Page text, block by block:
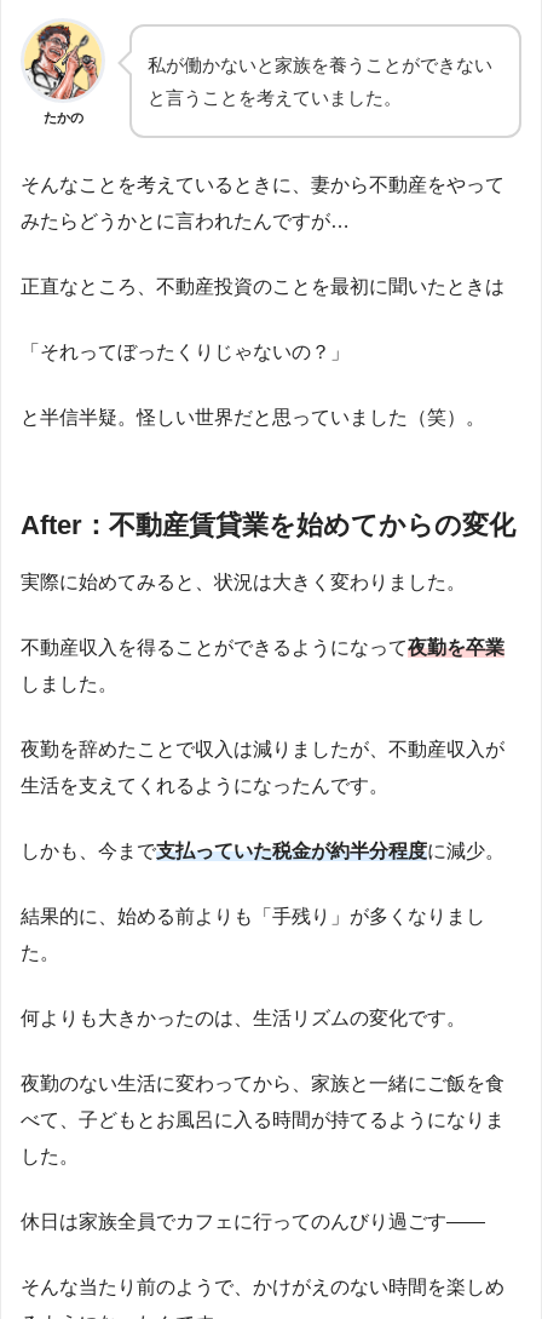
たかの
私が働かないと家族を養うことができない
と言うことを考えていました。
そんなことを考えているときに、妻から不動産をやって
みたらどうかとに言われたんですが…
正直なところ、不動産投資のことを最初に聞いたときは
「それってぼったくりじゃないの？」
と半信半疑。怪しい世界だと思っていました（笑）。
After：不動産賃貸業を始めてからの変化
実際に始めてみると、状況は大きく変わりました。
不動産収入を得ることができるようになって夜勤を卒業
しました。
夜勤を辞めたことで収入は減りましたが、不動産収入が
生活を支えてくれるようになったんです。
しかも、今まで支払っていた税金が約半分程度に減少。
結果的に、始める前よりも「手残り」が多くなりまし
た。
何よりも大きかったのは、生活リズムの変化です。
夜勤のない生活に変わってから、家族と一緒にご飯を食
べて、子どもとお風呂に入る時間が持てるようになりま
した。
休日は家族全員でカフェに行ってのんびり過ごす――
そんな当たり前のようで、かけがえのない時間を楽しめ